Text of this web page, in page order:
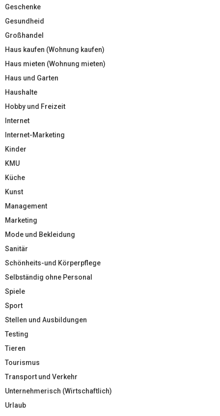
Geschenke
Gesundheid
Großhandel
Haus kaufen (Wohnung kaufen)
Haus mieten (Wohnung mieten)
Haus und Garten
Haushalte
Hobby und Freizeit
Internet
Internet-Marketing
Kinder
KMU
Küche
Kunst
Management
Marketing
Mode und Bekleidung
Sanitär
Schönheits-und Körperpflege
Selbständig ohne Personal
Spiele
Sport
Stellen und Ausbildungen
Testing
Tieren
Tourismus
Transport und Verkehr
Unternehmerisch (Wirtschaftlich)
Urlaub